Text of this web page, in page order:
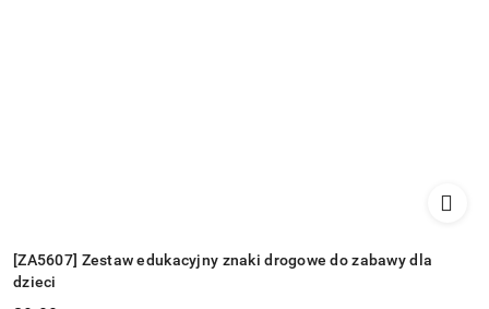
[ZA5607] Zestaw edukacyjny znaki drogowe do zabawy dla
dzieci